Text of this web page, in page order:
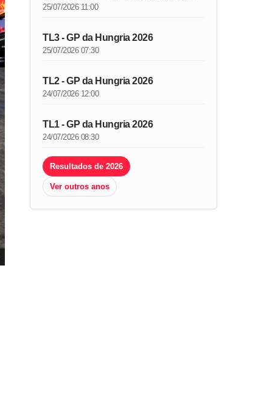
25/07/2026 11:00
TL3 - GP da Hungria 2026
25/07/2026 07:30
TL2 - GP da Hungria 2026
24/07/2026 12:00
TL1 - GP da Hungria 2026
24/07/2026 08:30
Resultados de 2026
Ver outros anos